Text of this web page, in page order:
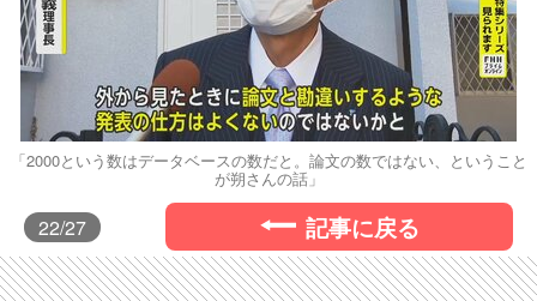
「2000という数はデータベースの数だと。論文の数ではない、ということ
が朔さんの話」
22/27 記事に戻る